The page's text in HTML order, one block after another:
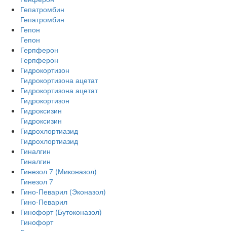
Гепатромбин
Гепатромбин
Гепон
Гепон
Герпферон
Герпферон
Гидрокортизон
Гидрокортизона ацетат
Гидрокортизона ацетат
Гидрокортизон
Гидроксизин
Гидроксизин
Гидрохлортиазид
Гидрохлортиазид
Гиналгин
Гиналгин
Гинезол 7 (Миконазол)
Гинезол 7
Гино-Певарил (Эконазол)
Гино-Певарил
Гинофорт (Бутоконазол)
Гинофорт